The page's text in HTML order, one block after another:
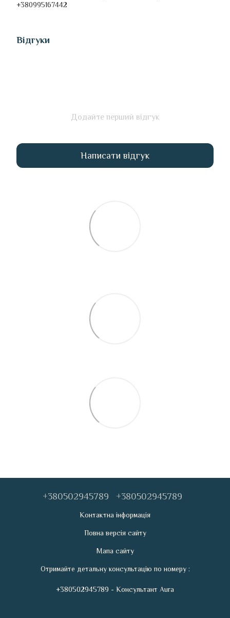
+380995167442
Відгуки
Додайте перший відгук
Написати відгук
+380502945789 +380502945789
Контактна інформація
Повна версія сайту
Мапа сайту
Отримайте детальну консультацію по номеру :
+380502945789 - Консультант Aura